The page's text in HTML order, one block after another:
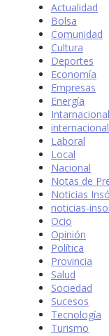
Actualidad
Bolsa
Comunidad
Cultura
Deportes
Economía
Empresas
Energía
Intarnacional
internacional
Laboral
Local
Nacional
Notas de
Noticias
noticias-
Ocio
Opinión
Política
Provincia
Salud
Sociedad
Sucesos
Tecnología
Turismo